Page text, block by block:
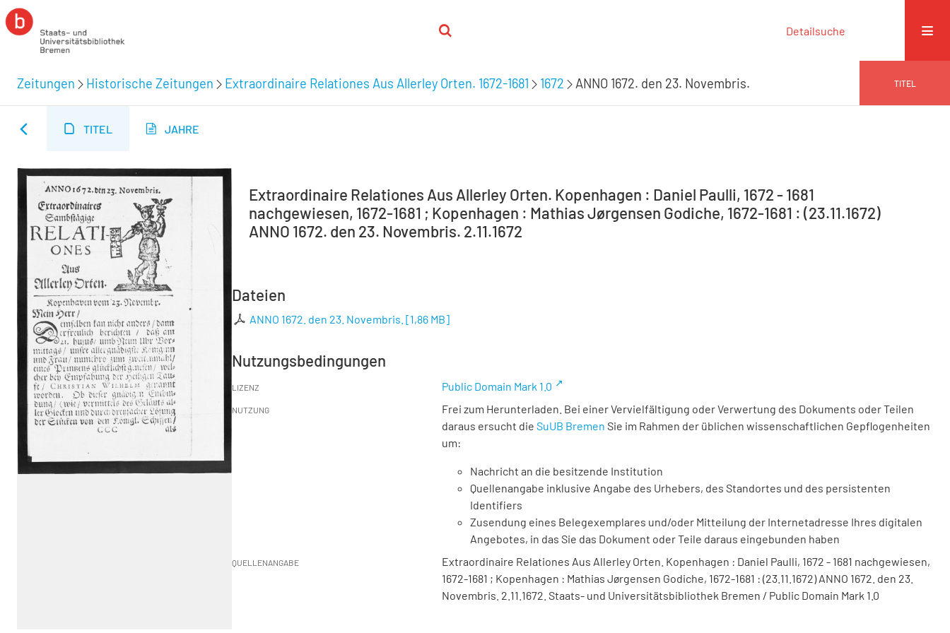
Detailsuche
Zeitungen Historische Zeitungen Extraordinaire Relationes Aus Allerley Orten. 1672-1681 1672 ANNO 1672. den 23. Novembris. TITEL
TITEL JAHRE
Extraordinaire Relationes Aus Allerley Orten. Kopenhagen : Daniel Paulli, 1672 - 1681
nachgewiesen, 1672-1681 ; Kopenhagen : Mathias Jørgensen Godiche, 1672-1681 : (23.11.1672)
ANNO 1672. den 23. Novembris. 2.11.1672
Dateien
ANNO 1672. den 23. Novembris. [1,86 MB]
Nutzungsbedingungen
LIZENZ Public Domain Mark 1.0
NUTZUNG
Frei zum Herunterladen. Bei einer Vervielfältigung oder Verwertung des Dokuments oder Teilen
daraus ersucht die SuUB Bremen Sie im Rahmen der üblichen wissenschaftlichen Gepflogenheiten
um:
Nachricht an die besitzende Institution
Quellenangabe inklusive Angabe des Urhebers, des Standortes und des persistenten
Identifiers
Zusendung eines Belegexemplares und/oder Mitteilung der Internetadresse Ihres digitalen
Angebotes, in das Sie das Dokument oder Teile daraus eingebunden haben
QUELLENANGABE
Extraordinaire Relationes Aus Allerley Orten. Kopenhagen : Daniel Paulli, 1672 - 1681 nachgewiesen,
1672-1681 ; Kopenhagen : Mathias Jørgensen Godiche, 1672-1681 : (23.11.1672) ANNO 1672. den 23.
Novembris. 2.11.1672. Staats- und Universitätsbibliothek Bremen / Public Domain Mark 1.0